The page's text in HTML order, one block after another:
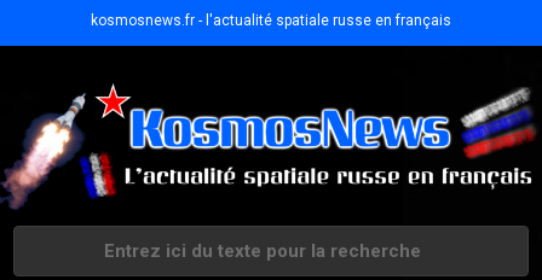
kosmosnews.fr - l'actualité spatiale russe en français